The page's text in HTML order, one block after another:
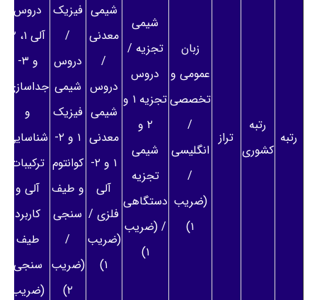
رتبه
رتبه
کشوری
تراز
زبان
عمومی و
تخصصی
/
انگلیسی
/
(ضریب
۱)
شیمی
تجزیه /
دروس
تجزیه ۱ و
۲ و
شیمی
تجزیه
دستگاهی
/ (ضریب
۱)
شیمی
معدنی
/
دروس
شیمی
معدنی
۱ و ۲-
آلی
فلزی /
(ضریب
۱)
فیزیک
/
دروس
شیمی
فیزیک
۱ و ۲-
کوانتوم
و طیف
سنجی
/
(ضریب
۲)
دروس
آلی ۱، ۲
و ۳-
جداسازی
و
شناسایی
ترکیبات
آلی و
کاربرد
طیف
سنجی
(ضریب